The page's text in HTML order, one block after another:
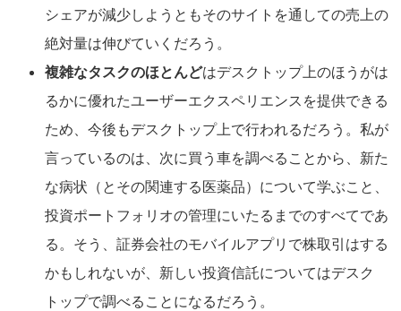
シェアが減少しようともそのサイトを通しての売上の
絶対量は伸びていくだろう。
複雑なタスクのほとんどはデスクトップ上のほうがは
るかに優れたユーザーエクスペリエンスを提供できる
ため、今後もデスクトップ上で行われるだろう。私が
言っているのは、次に買う車を調べることから、新た
な病状（とその関連する医薬品）について学ぶこと、
投資ポートフォリオの管理にいたるまでのすべてであ
る。そう、証券会社のモバイルアプリで株取引はする
かもしれないが、新しい投資信託についてはデスク
トップで調べることになるだろう。